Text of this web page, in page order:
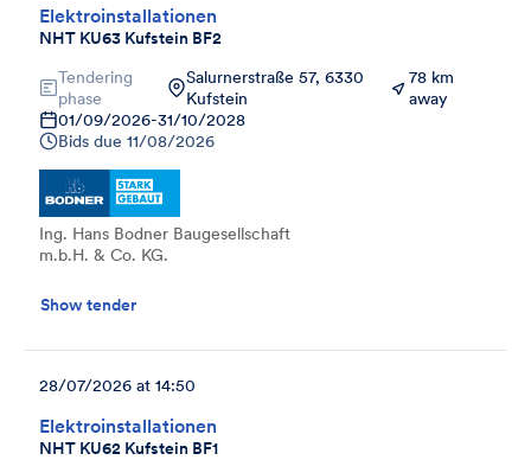
Elektroinstallationen
NHT KU63 Kufstein BF2
Tendering
phase
Salurnerstraße 57, 6330
Kufstein
78 km
away
01/09/2026-31/10/2028
Bids due 11/08/2026
Ing. Hans Bodner Baugesellschaft
m.b.H. & Co. KG.
Show tender
Elektroinstallationen
NHT KU62 Kufstein BF1
28/07/2026 at 14:50